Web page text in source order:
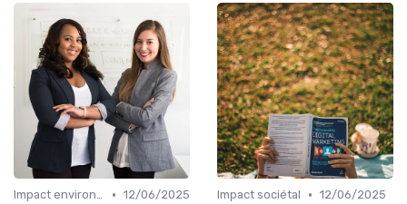
Impact environnemental • 12/06/2025
Impact sociétal • 12/06/2025